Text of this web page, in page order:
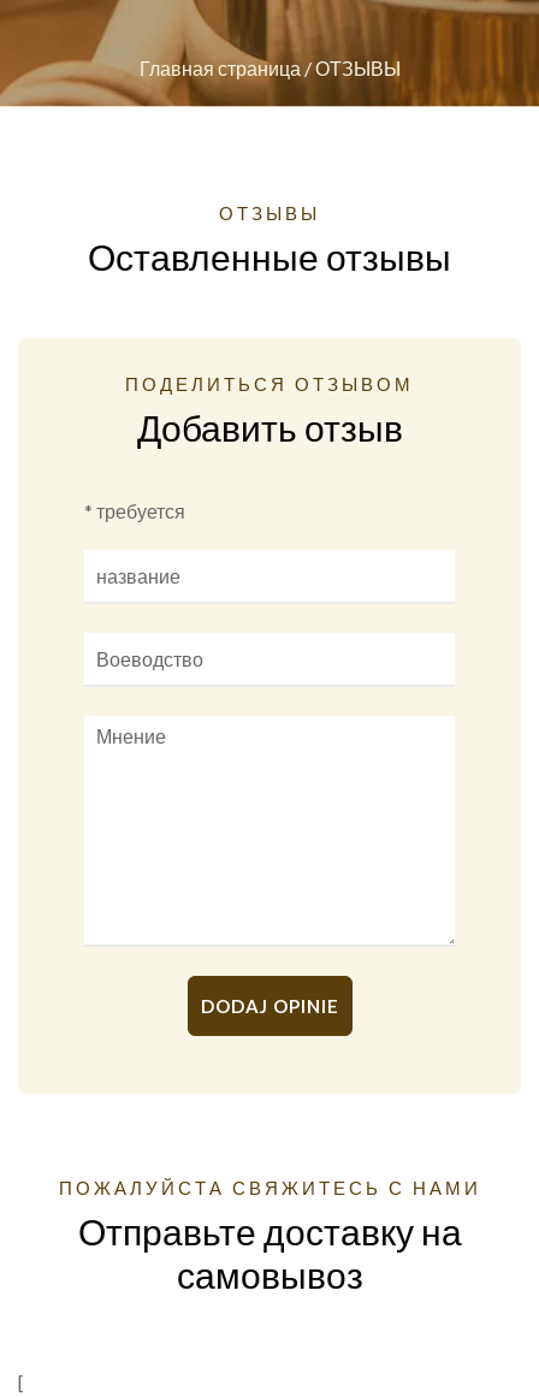
Главная страница/ОТЗЫВЫ
ОТЗЫВЫ
Оставленные отзывы
ПОДЕЛИТЬСЯ ОТЗЫВОМ
Добавить отзыв
* требуется
ПОЖАЛУЙСТА СВЯЖИТЕСЬ С НАМИ
Отправьте доставку на
самовывоз
[